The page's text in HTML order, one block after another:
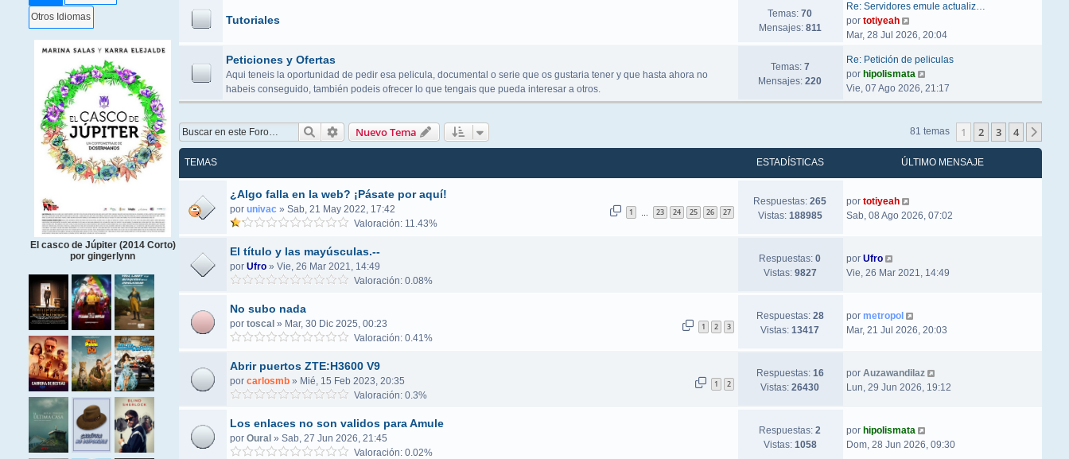
Otros Idiomas
El casco de Júpiter (2014 Corto)
por gingerlynn
Tutoriales Temas:70
Mensajes: 811
Re: Servidores emule actualiz…
por totiyeah
Mar, 28 Jul 2026, 20:04
Peticiones y Ofertas
Aqui teneis la oportunidad de pedir esa pelicula, documental o serie que os gustaria tener y que hasta ahora no
habeis conseguido, también podeis ofrecer lo que tengais que pueda interesar a otros.
Temas: 7
Mensajes:220
Re: Petición de peliculas
por hipolismata
Vie, 07 Ago 2026, 21:17
BuscarBúsqueda avanzada
Nuevo Tema 81 temas 1 2 3 4
TEMAS ESTADÍSTICAS ÚLTIMO MENSAJE
¿Algo falla en la web? ¡Pásate por aquí!
por univac» Sab, 21 May 2022, 17:42 1 23 24 25 26 27
Valoración: 11.43%
Respuestas:265
Vistas: 188985
por totiyeah
Sab, 08 Ago 2026, 07:02
El título y las mayúsculas.--
por Ufro» Vie, 26 Mar 2021, 14:49
Valoración: 0.08%
Respuestas:0
Vistas: 9827
por Ufro
Vie, 26 Mar 2021, 14:49
No subo nada
por toscal » Mar, 30 Dic 2025, 00:23 1 2 3
Valoración: 0.41%
Respuestas: 28
Vistas:13417
por metropol
Mar, 21 Jul 2026, 20:03
Abrir puertos ZTE:H3600 V9
por carlosmb» Mié, 15 Feb 2023, 20:35 1 2
Valoración: 0.3%
Respuestas: 16
Vistas:26430
por Auzawandilaz
Lun, 29 Jun 2026, 19:12
Los enlaces no son validos para Amule
por Oural » Sab, 27 Jun 2026, 21:45
Valoración: 0.02%
Respuestas:2
Vistas: 1058
por hipolismata
Dom, 28 Jun 2026, 09:30